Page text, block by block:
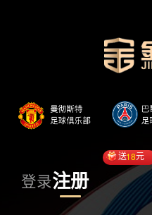
登录注册
送18元